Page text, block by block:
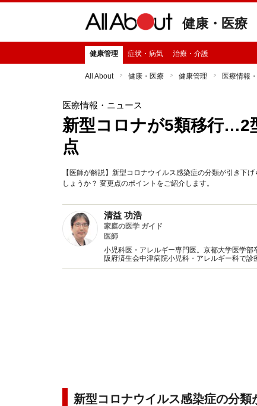
健康・医療
健康管理 症状・病気 治療・介護
All About 健康・医療 健康管理 医療情報
医療情報・ニュース
新型コロナが5類移行…2
点
【医師が解説】新型コロナウイルス感染症の分類が引き下
しょうか？ 変更点のポイントをご紹介します。
清益 功浩
家庭の医学 ガイド
医師
小児科医・アレルギー専門医。京都大学医学
阪府済生会中津病院小児科・アレルギー科で
たいと、インターネットやテレビ、書籍など
新型コロナウイルス感染症の分類